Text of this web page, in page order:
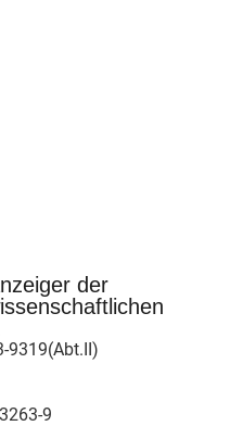
der
9319(Abt.II)
9